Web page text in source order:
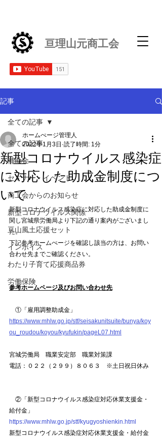
亘理山元商工会
記事
全ての記事
補助金
セミナー・イベント
商工会からのお知らせ
新型コロナウイルス関係
亘山風土応援セット
インボイス
わたり子育て応援商品券
労働保険
全ての記事
新型コロナウイルス感染症
に対応した助成金制度につ
いて
ホームぺージ管理人
2022年1月3日 読了時間: 1分
新型コロナウイルス感染症に対応した助成金制度に
関し宮城県労働局より下記の通り案内がございまし
た。
下記参考ホームぺージを確認し該当の方は、お問い
合わせ先までご確認ください。
参考ホームページ及びお問い合わせ先
①「雇用調整助成金」
https://www.mhlw.go.jp/stf/seisakunitsuite/bunya/koy
ou_roudou/koyou/kyufukin/pageL07.html
宮城労働局　職業安定部　職業対策課
電話：０２２（２９９）８０６３　※土日祝日休み
②「新型コロナウイルス感染症対応休業支援金・
給付金」
https://www.mhlw.go.jp/stf/kyugyoshienkin.html
新型コロナウイルス感染症対応休業支援金・給付金